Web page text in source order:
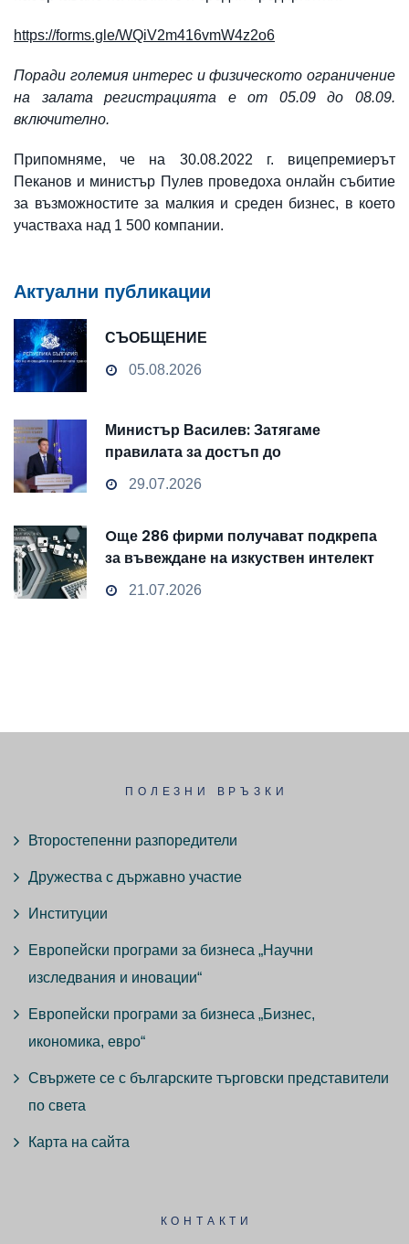
https://forms.gle/WQiV2m416vmW4z2o6
Поради големия интерес и физическото ограничение
на залата регистрацията е от 05.09 до 08.09.
включително.
Припомняме, че на 30.08.2022 г. вицепремиерът
Пеканов и министър Пулев проведоха онлайн събитие
за възможностите за малкия и среден бизнес, в което
участваха над 1 500 компании.
Актуални публикации
СЪОБЩЕНИЕ
05.08.2026
Министър Василев: Затягаме
правилата за достъп до
чувствителни данни
29.07.2026
Oще 286 фирми получават подкрепа
за въвеждане на изкуствен интелект
и облачни технологии
21.07.2026
ПОЛЕЗНИ ВРЪЗКИ
Второстепенни разпоредители
Дружества с държавно участие
Институции
Европейски програми за бизнеса „Научни
изследвания и иновации“
Европейски програми за бизнеса „Бизнес,
икономика, евро“
Свържете се с българските търговски представители
по света
Карта на сайта
КОНТАКТИ